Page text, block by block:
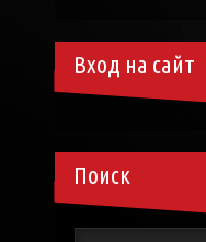
Вход на сайт
Поиск